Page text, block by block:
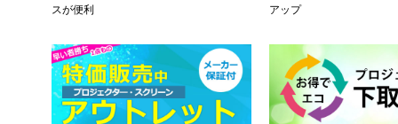
スが便利
アップ